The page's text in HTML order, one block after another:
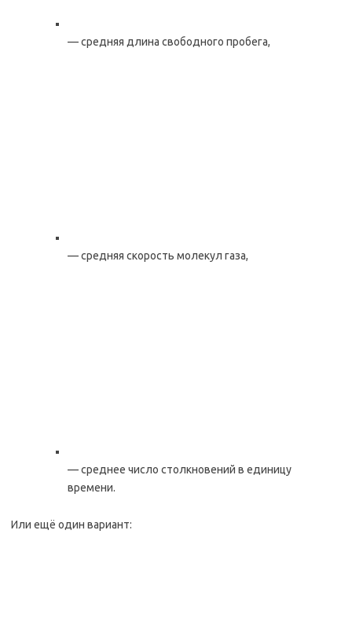
— средняя длина свободного пробега,
— средняя скорость молекул газа,
— среднее число столкновений в единицу
времени.
Или ещё один вариант: